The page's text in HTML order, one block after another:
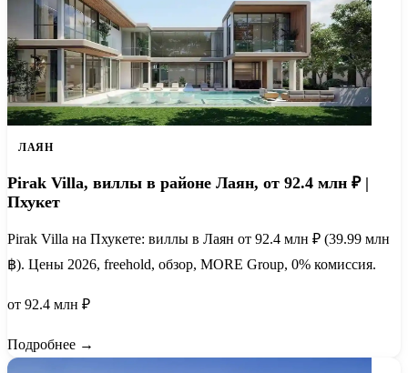
ЛАЯН
Pirak Villa, виллы в районе Лаян, от 92.4 млн ₽ |
Пхукет
Pirak Villa на Пхукете: виллы в Лаян от 92.4 млн ₽ (39.99 млн
฿). Цены 2026, freehold, обзор, MORE Group, 0% комиссия.
от 92.4 млн ₽
Подробнее →